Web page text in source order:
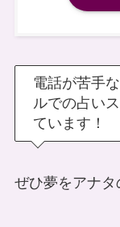
電話が苦手
ルでの占い
ています！
ぜひ夢をアナタ